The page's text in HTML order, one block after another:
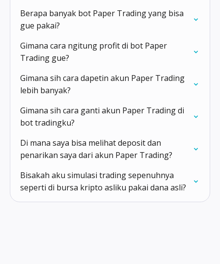
Berapa banyak bot Paper Trading yang bisa
gue pakai?
Gimana cara ngitung profit di bot Paper
Trading gue?
Gimana sih cara dapetin akun Paper Trading
lebih banyak?
Gimana sih cara ganti akun Paper Trading di
bot tradingku?
Di mana saya bisa melihat deposit dan
penarikan saya dari akun Paper Trading?
Bisakah aku simulasi trading sepenuhnya
seperti di bursa kripto asliku pakai dana asli?